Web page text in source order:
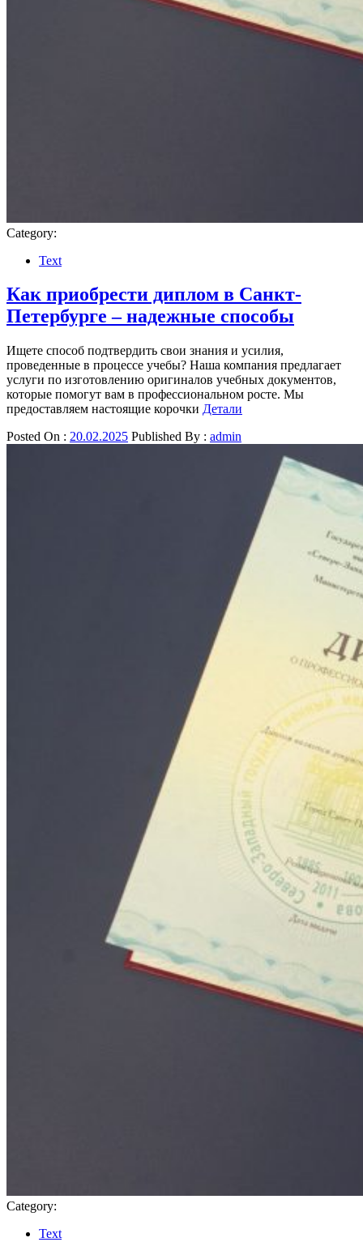
Category:
Text
Как приобрести диплом в Санкт-
Петербурге – надежные способы
Ищете способ подтвердить свои знания и усилия,
проведенные в процессе учебы? Наша компания предлагает
услуги по изготовлению оригиналов учебных документов,
которые помогут вам в профессиональном росте. Мы
предоставляем настоящие корочки Детали
Posted On : 20.02.2025 Published By : admin
Category:
Text